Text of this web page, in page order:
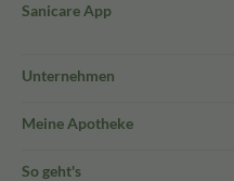
Sanicare App
Unternehmen
Meine Apotheke
So geht's